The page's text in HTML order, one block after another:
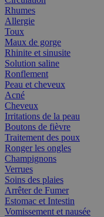
Rhumes
Allergie
Toux
Maux de gorge
Rhinite et sinusite
Solution saline
Ronflement
Peau et cheveux
Acné
Cheveux
Irritations de la peau
Boutons de fièvre
Traitement des poux
Ronger les ongles
Champignons
Verrues
Soins des plaies
Arrêter de Fumer
Estomac et Intestin
Vomissement et nausée